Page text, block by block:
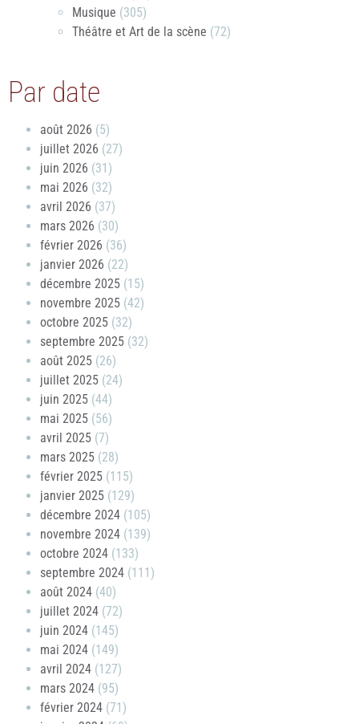
Musique (305)
Théâtre et Art de la scène (72)
Par date
août 2026 (5)
juillet 2026 (27)
juin 2026 (31)
mai 2026 (32)
avril 2026 (37)
mars 2026 (30)
février 2026 (36)
janvier 2026 (22)
décembre 2025 (15)
novembre 2025 (42)
octobre 2025 (32)
septembre 2025 (32)
août 2025 (26)
juillet 2025 (24)
juin 2025 (44)
mai 2025 (56)
avril 2025 (7)
mars 2025 (28)
février 2025 (115)
janvier 2025 (129)
décembre 2024 (105)
novembre 2024 (139)
octobre 2024 (133)
septembre 2024 (111)
août 2024 (40)
juillet 2024 (72)
juin 2024 (145)
mai 2024 (149)
avril 2024 (127)
mars 2024 (95)
février 2024 (71)